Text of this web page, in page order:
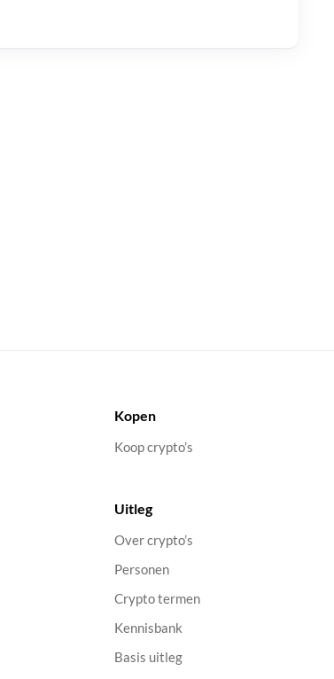
Kopen
Koop crypto’s
Uitleg
Over crypto’s
Personen
Crypto termen
Kennisbank
Basis uitleg